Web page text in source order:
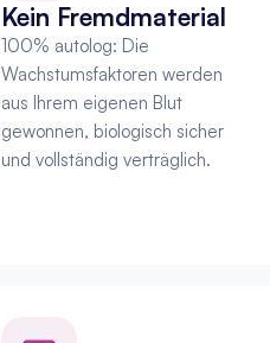
Kein Fremdmaterial
100% autolog: Die
Wachstumsfaktoren werden
aus Ihrem eigenen Blut
gewonnen, biologisch sicher
und vollständig verträglich.